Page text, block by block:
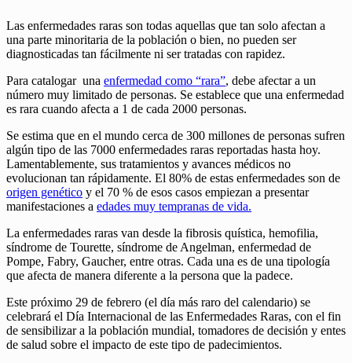
Las enfermedades raras son todas aquellas que tan solo afectan a
una parte minoritaria de la población o bien, no pueden ser
diagnosticadas tan fácilmente ni ser tratadas con rapidez.
Para catalogar una enfermedad como “rara”, debe afectar a un
número muy limitado de personas. Se establece que una enfermedad
es rara cuando afecta a 1 de cada 2000 personas.
Se estima que en el mundo cerca de 300 millones de personas sufren
algún tipo de las 7000 enfermedades raras reportadas hasta hoy.
Lamentablemente, sus tratamientos y avances médicos no
evolucionan tan rápidamente. El 80% de estas enfermedades son de
origen genético y el 70 % de esos casos empiezan a presentar
manifestaciones a edades muy tempranas de vida.
La enfermedades raras van desde la fibrosis quística, hemofilia,
síndrome de Tourette, síndrome de Angelman, enfermedad de
Pompe, Fabry, Gaucher, entre otras. Cada una es de una tipología
que afecta de manera diferente a la persona que la padece.
Este próximo 29 de febrero (el día más raro del calendario) se
celebrará el Día Internacional de las Enfermedades Raras, con el fin
de sensibilizar a la población mundial, tomadores de decisión y entes
de salud sobre el impacto de este tipo de padecimientos.